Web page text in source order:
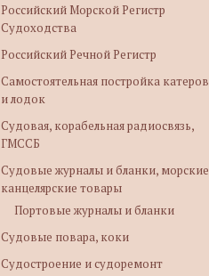
Российский Морской Регистр
Судоходства
Российский Речной Регистр
Самостоятельная постройка катеров
и лодок
Судовая, корабельная радиосвязь,
ГМССБ
Судовые журналы и бланки, морские
канцелярские товары
Портовые журналы и бланки
Судовые повара, коки
Судостроение и судоремонт